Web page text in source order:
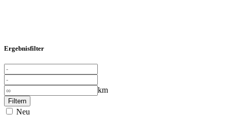
Ergebnisfilter
km
Filtern
Neu